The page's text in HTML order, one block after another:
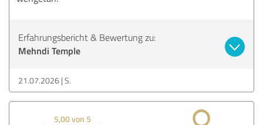
Erfahrungsbericht & Bewertung zu:
Mehndi Temple
21.07.2026 S.
5,00 von 5